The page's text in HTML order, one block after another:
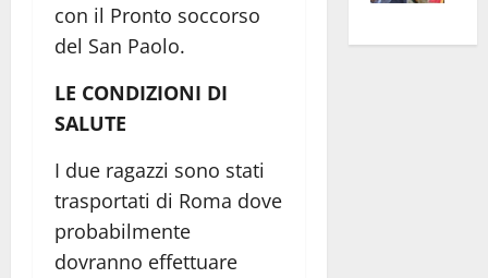
con il Pronto soccorso
del San Paolo.
LE CONDIZIONI DI
SALUTE
I due ragazzi sono stati
trasportati di Roma dove
probabilmente
dovranno effettuare
euro